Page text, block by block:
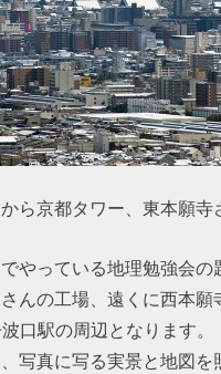
ら京都タワー、東本願寺
やっている地理勉強会の
んの工場、遠くに西本願
口駅の周辺となります。
写真に写る実景と地図を